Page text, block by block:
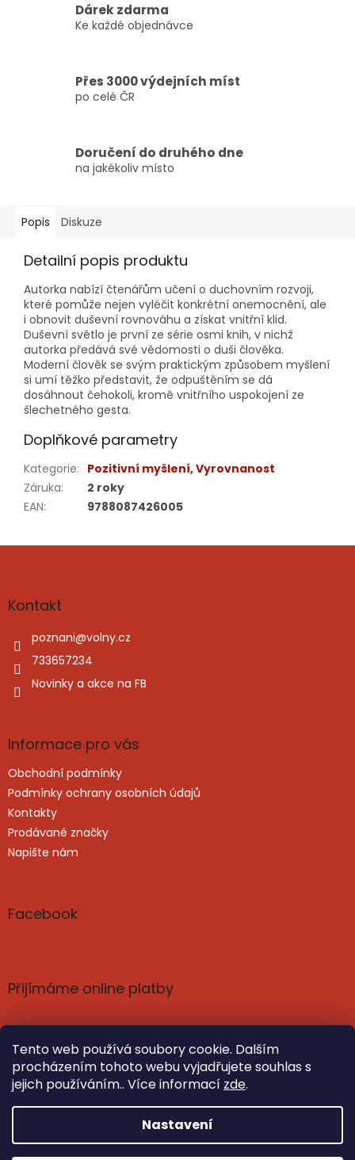
Tento web používá soubory cookie. Dalším
procházením tohoto webu vyjadřujete souhlas s
jejich používáním.. Více informací zde.
Nastavení
Dárek zdarma
Ke každé objednávce
Přes 3000 výdejních míst
po celé ČR
Doručení do druhého dne
na jakékoliv místo
Popis Diskuze
Detailní popis produktu
Autorka nabízí čtenářům učení o duchovním rozvoji,
které pomůže nejen vyléčit konkrétní onemocnění, ale
i obnovit duševní rovnováhu a získat vnitřní klid.
Duševní světlo je první ze série osmi knih, v nichž
autorka předává své vědomosti o duši člověka.
Moderní člověk se svým praktickým způsobem myšlení
si umí těžko představit, že odpuštěním se dá
dosáhnout čehokoli, kromě vnitřního uspokojení ze
šlechetného gesta.
Doplňkové parametry
Kategorie: Pozitivní myšlení, Vyrovnanost
Záruka:
2 roky
EAN: 9788087426005
Z
aKontakt
poznani@volny.cz
733657234
Novinky a akce na FB
Informace pro vás
Obchodní podmínky
Podmínky ochrany osobních údajů
Kontakty
Prodávané značky
Napište nám
Facebook
Přijímáme online platby
Nastavil tým EshopyUmíme.cz